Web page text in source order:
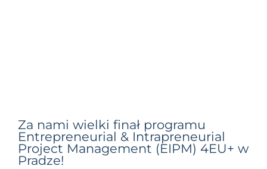
Za nami wielki finał programu
Entrepreneurial & Intrapreneurial
Project Management (EIPM) 4EU+ w
Pradze!